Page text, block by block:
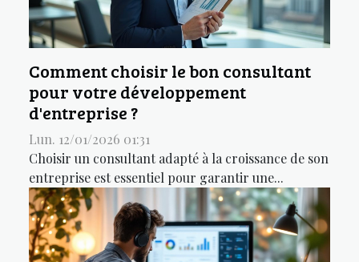
Comment choisir le bon consultant
pour votre développement
d'entreprise ?
Lun. 12/01/2026 01:31
Choisir un consultant adapté à la croissance de son
entreprise est essentiel pour garantir une...